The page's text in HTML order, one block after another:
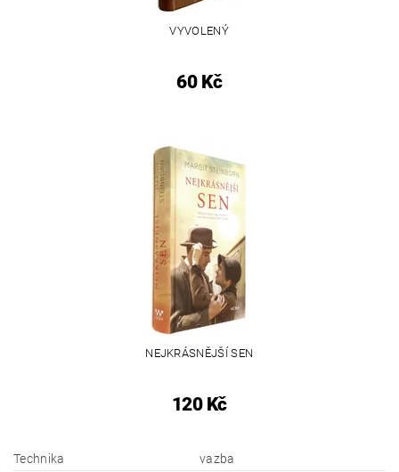
VYVOLENÝ
60 Kč
NEJKRÁSNĚJŠÍ SEN
120 Kč
Technika vazba